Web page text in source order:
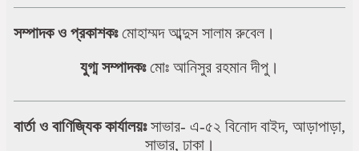
সম্পাদক ও প্রকাশকঃমোহাম্মদ আব্দুস সালাম রুবেল।
যুগ্ম সম্পাদকঃমোঃ আনিসুর রহমান দীপু।
বার্তা ও বাণিজ্যিক কার্যালয়ঃসাভার- এ-৫২ বিনোদ বাইদ, আড়াপাড়া,
সাভার, ঢাকা।